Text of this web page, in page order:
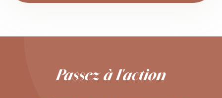
Passez à l'action